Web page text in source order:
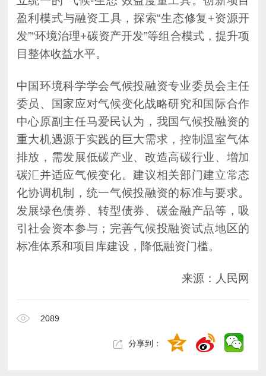
目整体收益水平。
标准体系和项目库建设，降低融资门槛。
来源：人民网
2089
分享到：